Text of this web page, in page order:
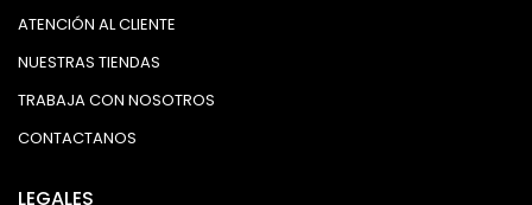
ATENCIÓN AL CLIENTE
NUESTRAS TIENDAS
TRABAJA CON NOSOTROS
CONTACTANOS
LEGALES